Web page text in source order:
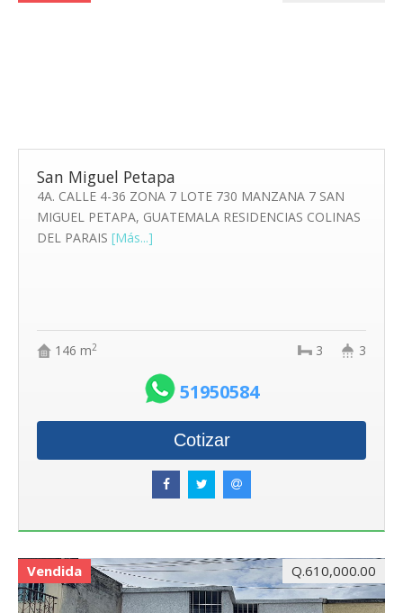
San Miguel Petapa
4A. CALLE 4-36 ZONA 7 LOTE 730 MANZANA 7 SAN
MIGUEL PETAPA, GUATEMALA RESIDENCIAS COLINAS
DEL PARAIS [Más...]
146 m2 3
3
51950584
Cotizar
Vendida Q.610,000.00